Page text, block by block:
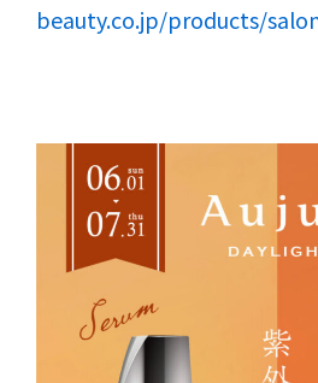
beauty.co.jp/products/